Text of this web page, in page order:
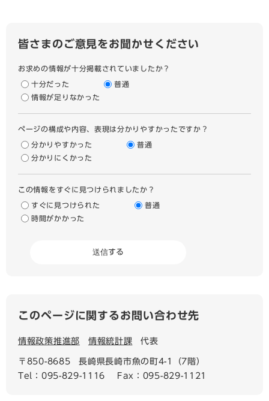
皆さまのご意見をお聞かせください
お求めの情報が十分掲載されていましたか？
十分だった
普通
情報が足りなかった
ページの構成や内容、表現は分かりやすかったですか？
分かりやすかった
普通
分かりにくかった
この情報をすぐに見つけられましたか？
すぐに見つけられた
普通
時間がかかった
このページに関するお問い合わせ先
情報政策推進部 情報統計課 代表
〒850-8685
長崎県長崎市魚の町4-1（7階）
Tel：095-829-1116
Fax：095-829-1121